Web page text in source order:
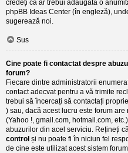
credeți că ar trebui adăugată o
phpBB Ideas Center (în engleză),
sugerează noi.
Sus
Cine poate fi contactat despre
forum?
Fiecare dintre administratorii
contact adecvat pentru a vă trimite
trebui să încercați să contactați
) sau, dacă acest lucru este forum
(Yahoo !, gmail.com, hotmail.com,
abuzurilor din acel serviciu. Rețineți
control și nu poate fi în niciun fel
de cine este utilizat acest sistem